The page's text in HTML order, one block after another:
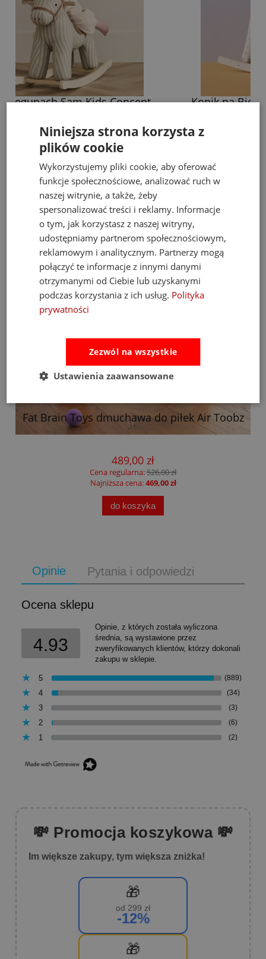
Konik na Biegunach Dotty Kids Concept
do koszyka
Bestsellery
Fat Brain Toys dmuchawa do piłek Air Toobz
489,00 zł
Cena regularna:526,00 zł
Najniższa cena:469,00 zł
do koszyka
Opinie Pytania i odpowiedzi
Ocena sklepu
4.93
Opinie, z których została wyliczona
średnia, są wystawione przez
zweryfikowanych klientów, którzy dokonali
zakupu w sklepie.
5 (889)
4 (34)
3 (3)
2 (6)
1 (2)
💸 Promocja koszykowa 💸
Im większe zakupy, tym większa zniżka!
🎁
od 299 zł
-12%
🎁
Niniejsza strona korzysta z
plików cookie
Wykorzystujemy pliki cookie, aby oferować
funkcje społecznościowe, analizować ruch w
naszej witrynie, a także, żeby
spersonalizować treści i reklamy. Informacje
o tym, jak korzystasz z naszej witryny,
udostępniamy partnerom społecznościowym,
reklamowym i analitycznym. Partnerzy mogą
połączyć te informacje z innymi danymi
otrzymanymi od Ciebie lub uzyskanymi
podczas korzystania z ich usług. Polityka
prywatności
Zezwól na wszystkie
Ustawienia zaawansowane